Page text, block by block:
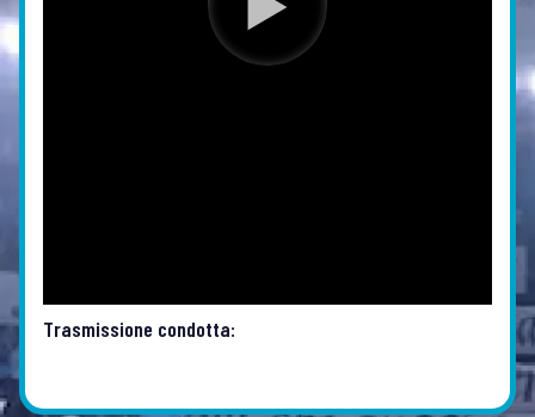
Trasmissione condotta: